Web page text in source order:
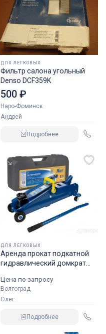
ДЛЯ ЛЕГКОВЫХ
Фильтр салона угольный
Denso DCF359K
500 ₽
Наро-Фоминск
Андрей
Подробнее
ДЛЯ ЛЕГКОВЫХ
Аренда прокат подкатной
гидравлический домкрат
Цена по запросу
Волгоград
Олег
Подробнее